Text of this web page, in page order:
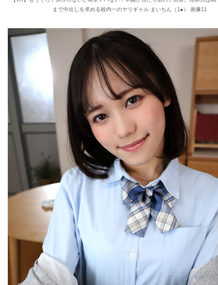
まで中出しを求める校内一のヤリギャル まいちん（1●） 画像11